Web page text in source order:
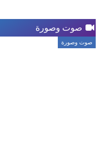
صوت وصورة
صوت وصورة